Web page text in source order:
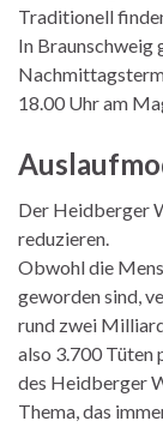
Traditionell
In Braunschweig
18.00 Uhr am
Der Heidberger
reduzieren.
Obwohl die
geworden sind,
rund zwei
also 3.700 Tüten
des Heidberger
Thema, das